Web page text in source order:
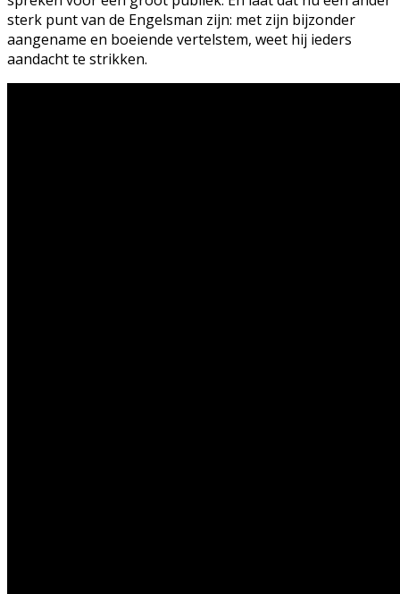
sterk punt van de Engelsman zijn: met zijn bijzonder
aangename en boeiende vertelstem, weet hij ieders
aandacht te strikken.